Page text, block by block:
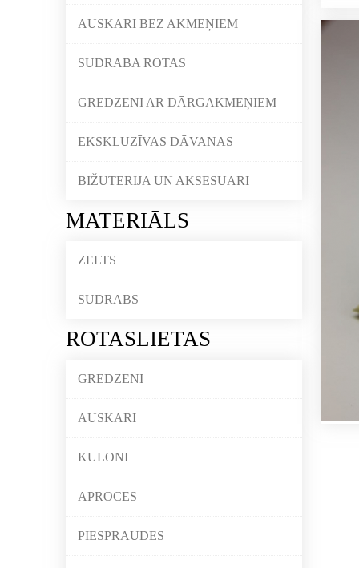
AUSKARI BEZ AKMEŅIEM
SUDRABA ROTAS
GREDZENI AR DĀRGAKMEŅIEM
EKSKLUZĪVAS DĀVANAS
BIŽUTĒRIJA UN AKSESUĀRI
MATERIĀLS
ZELTS
SUDRABS
ROTASLIETAS
GREDZENI
AUSKARI
KULONI
APROCES
PIESPRAUDES